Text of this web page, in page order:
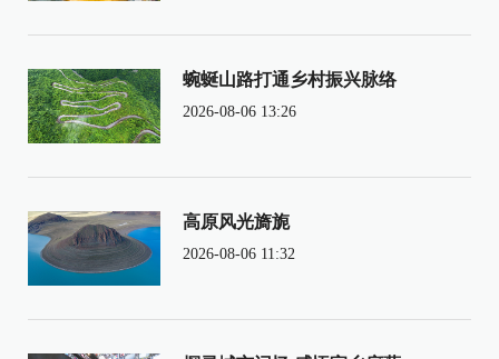
蜿蜒山路打通乡村振兴脉络
2026-08-06 13:26
高原风光旖旎
2026-08-06 11:32